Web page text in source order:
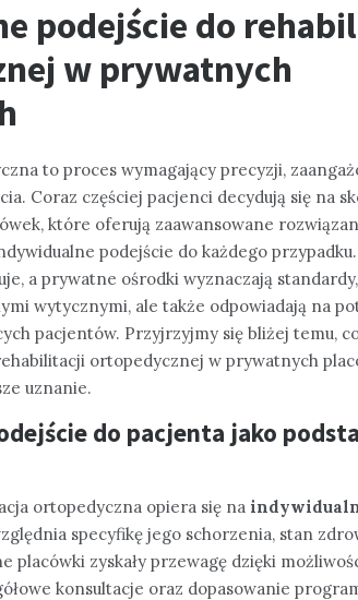
podejście do
w prywatnych
to proces wymagający precyzji,
Coraz częściej pacjenci decydują się na
które oferują zaawansowane
podejście do każdego przypadku.
a prywatne ośrodki wyznaczają
wytycznymi, ale także odpowiadają na
pacjentów. Przyjrzyjmy się bliżej temu,
ortopedycznej w prywatnych
uznanie.
do pacjenta jako
ortopedyczna opiera się na
specyfikę jego schorzenia, stan
placówki zyskały przewagę dzięki
konsultacje oraz dopasowanie